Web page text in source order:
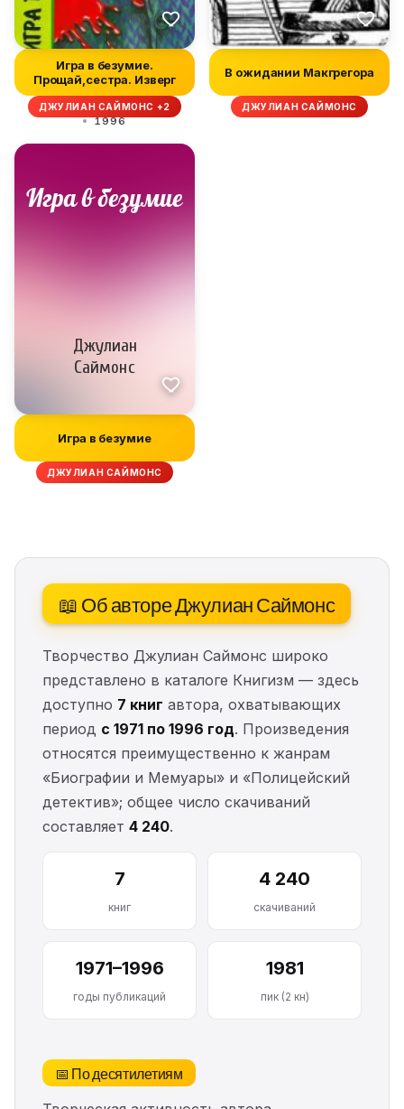
Игра в безумие.
Прощай,сестра. Изверг
ДЖУЛИАН САЙМОНС +2
1996
В ожидании Макгрегора
ДЖУЛИАН САЙМОНС
Игра в безумие
ДЖУЛИАН САЙМОНС
📖 Об авторе Джулиан Саймонс
Творчество Джулиан Саймонс широко
представлено в каталоге Книгизм — здесь
доступно 7 книг автора, охватывающих
период с 1971 по 1996 год. Произведения
относятся преимущественно к жанрам
«Биографии и Мемуары» и «Полицейский
детектив»; общее число скачиваний
составляет 4 240.
7
книг
4 240
скачиваний
1971–1996
годы публикаций
1981
пик (2 кн)
📅 По десятилетиям